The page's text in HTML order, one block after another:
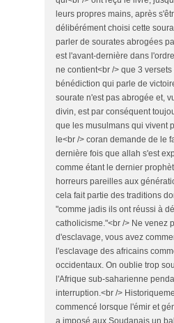
leurs propres mains, après
délibérément choisi cette
parler de sourates abrogées
est l'avant-dernière dans
ne contient<br /> que 3
bénédiction qui parle de
sourate n'est pas abrogée et,
divin, est par conséquent
que les musulmans qui vivent
le<br /> coran demande de le
dernière fois que allah s'est
comme étant le dernier
horreurs pareilles aux
cela fait partie des traditions
"comme jadis ils ont réussi à
catholicisme."<br /> Ne venez
d'esclavage, vous avez
l'esclavage des africains
occidentaux. On oublie trop
l'Afrique sub-saharienne
interruption.<br />
commencé lorsque l'émir et
a imposé aux Soudanais un